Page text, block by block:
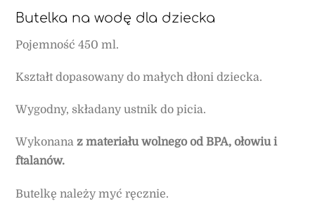
Butelka na wodę dla dziecka
Pojemność 450 ml.
Kształt dopasowany do małych dłoni dziecka.
Wygodny, składany ustnik do picia.
Wykonanaz materiału wolnego od BPA, ołowiu i
ftalanów.
Butelkę należy myć ręcznie.